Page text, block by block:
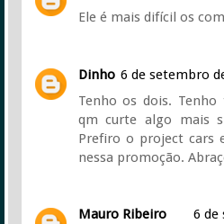
Ele é mais difícil os
Dinho 6 de setembro
Tenho os dois.
qm curte algo mais
Prefiro o project cars
nessa promoção.
Mauro Ribeiro
6 de